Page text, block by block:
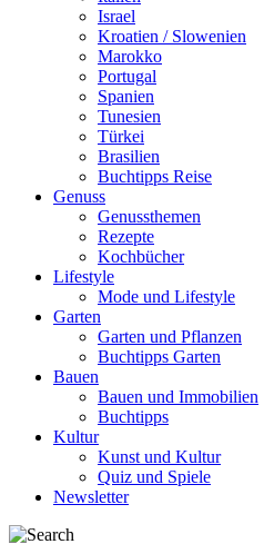
Israel
Kroatien / Slowenien
Marokko
Portugal
Spanien
Tunesien
Türkei
Brasilien
Buchtipps Reise
Genuss
Genussthemen
Rezepte
Kochbücher
Lifestyle
Mode und Lifestyle
Garten
Garten und Pflanzen
Buchtipps Garten
Bauen
Bauen und Immobilien
Buchtipps
Kultur
Kunst und Kultur
Quiz und Spiele
Newsletter